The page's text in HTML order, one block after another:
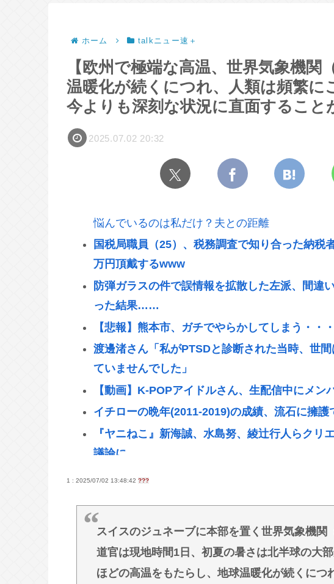
ホーム talkニュー速＋
【欧州で極端な高温、世界気象機関
温暖化が続くにつれ、人類は頻繁に
今よりも深刻な状況に直面すること
2025.07.02 20:32
悩んでいるのは私だけ？夫との距離
国税局職員（25）、税務調査で知り合った納税
万円頂戴するwww
防弾ガラスの件で誤情報を拡散した左派、間違
った結果……
【悲報】熊本市、ガチでやらかしてしまう・・
渡邊渚さん「私がPTSDと診断された当時、世
ていませんでした」
【動画】K-POPアイドルさん、生配信中にメン
イチローの晩年(2011-2019)の成績、流石に擁
『ヤニねこ』新海誠、水島努、綾辻行人らクリ
議論に
首相官邸、"映え"を意識した高市首相熊本訪問
部が全部ありがたかったです」
避難所地獄と化す「ずっと同じ食べ物&断水で
ロナ感染」
1 : 2025/07/02 13:48:42 ???
スイスのジュネーブに本部を置く世界気象機関
道官は現地時間1日、初夏の暑さは北半球の大
ほどの高温をもたらし、地球温暖化が続くにつ